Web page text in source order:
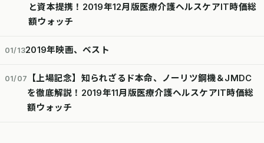
と資本提携！2019年12月版医療介護ヘルスケアIT時価総
額ウォッチ
01/132019年映画、ベスト
01/07
【上場記念】知られざるド本命、ノーリツ鋼機＆JMDC
を徹底解説！2019年11月版医療介護ヘルスケアIT時価総
額ウォッチ